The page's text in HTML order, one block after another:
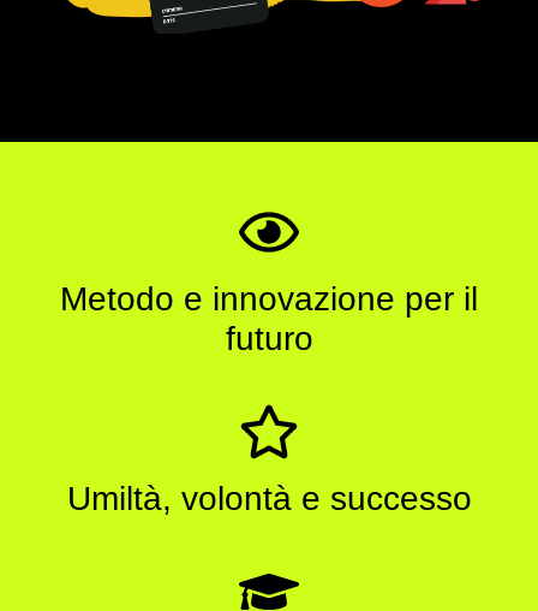
Metodo e innovazione per il
futuro
Umiltà, volontà e successo